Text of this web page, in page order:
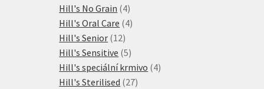
produktů
Hill's No Grain 44
produkty
Hill's Oral Care 44
Hill's Senior 1212
produktů
Hill's Sensitive 55
produktů
Hill's speciální krmivo 44
Hill's Sterilised 2727